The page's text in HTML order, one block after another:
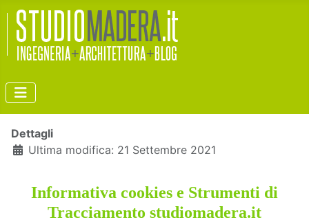
Dettagli
Ultima modifica: 21 Settembre 2021
Informativa cookies e Strumenti di
Tracciamento studiomadera.it